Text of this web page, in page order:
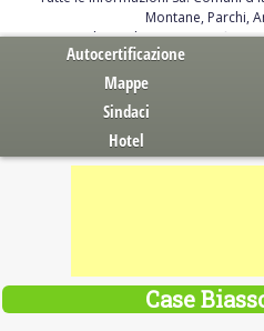
Montane, Parchi,
Servizi al Cittadino.
Autocertificazione
Mappe
Sindaci
Hotel
Case